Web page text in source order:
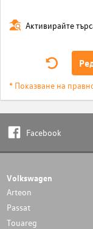
Активирайте
* Показване на
Facebook
Volkswagen
Arteon
Passat
Touareg